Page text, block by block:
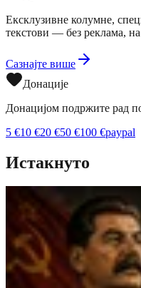
Ексклузивне колумне,
текстови — без реклама,
Сазнајте више
Донације
Донацијом подржите рад
5 €10 €20 €50 €100 €paypal
Истакнуто